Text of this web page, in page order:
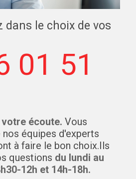
dans le choix de vos
01 51
écoute. Vous
équipes d'experts
à faire le bon choix.Ils
questions du lundi au
12h et 14h-18h.